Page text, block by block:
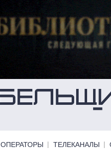
ОПЕРАТОРЫ ТЕЛЕКАНАЛЫ